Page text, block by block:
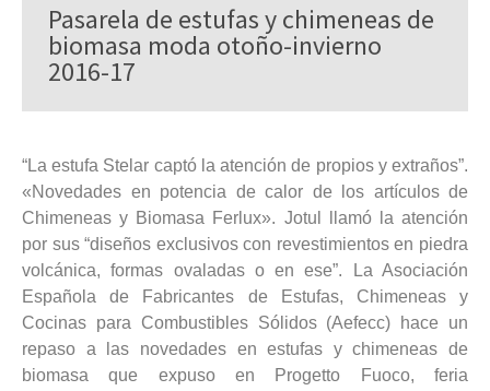
Pasarela de estufas y chimeneas de
biomasa moda otoño-invierno
2016-17
“La estufa Stelar captó la atención de propios y extraños”.
«Novedades en potencia de calor de los artículos de
Chimeneas y Biomasa Ferlux». Jotul llamó la atención
por sus “diseños exclusivos con revestimientos en piedra
volcánica, formas ovaladas o en ese”. La Asociación
Española de Fabricantes de Estufas, Chimeneas y
Cocinas para Combustibles Sólidos (Aefecc) hace un
repaso a las novedades en estufas y chimeneas de
biomasa que expuso en Progetto Fuoco, feria